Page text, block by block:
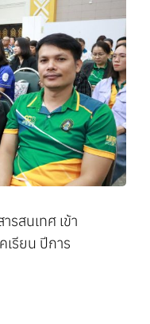
รสนเทศ เข้า
เรียน ปีการ